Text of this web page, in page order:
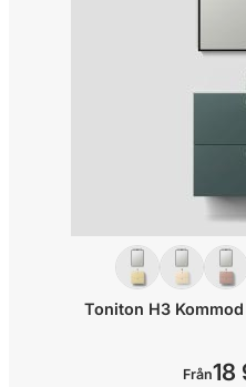
Toniton H3
Från18